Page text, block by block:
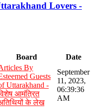
Lovers -
Board Date
By
Guests
Uttarakhand -
आमंत्रित
के लेख
September
11, 2023,
06:39:36
AM